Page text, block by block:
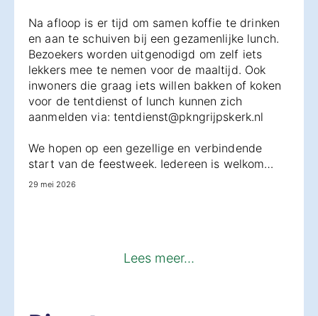
Na afloop is er tijd om samen koffie te drinken
en aan te schuiven bij een gezamenlijke lunch.
Bezoekers worden uitgenodigd om zelf iets
lekkers mee te nemen voor de maaltijd. Ook
inwoners die graag iets willen bakken of koken
voor de tentdienst of lunch kunnen zich
aanmelden via: tentdienst@pkngrijpskerk.nl
We hopen op een gezellige en verbindende
start van de feestweek. Iedereen is welkom…
29 mei 2026
Lees meer…